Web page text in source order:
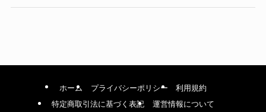
ホーム プライバシーポリシー
利用規約
特定商取引法に基づく表記
運営情報について